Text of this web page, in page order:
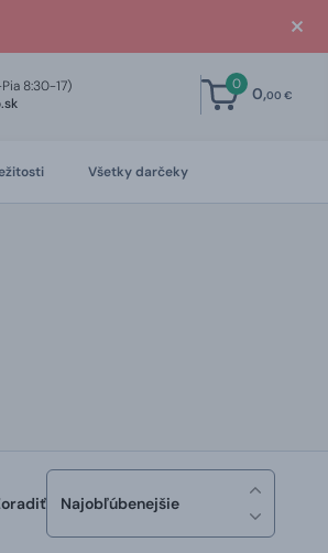
8:30-17)
0 0,00 €
Všetky darčeky
Najobľúbenejšie